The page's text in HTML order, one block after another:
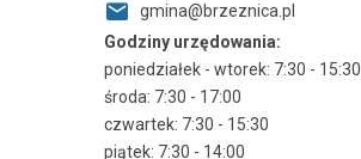
gmina@brzeznica.pl
Godziny urzędowania:
poniedziałek - wtorek: 7:30 - 15:30
środa: 7:30 - 17:00
czwartek: 7:30 - 15:30
piątek: 7:30 - 14:00